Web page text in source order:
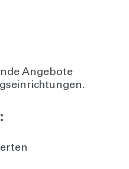
Angebote